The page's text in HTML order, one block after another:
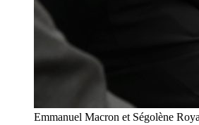
Emmanuel Macron et Ségolène